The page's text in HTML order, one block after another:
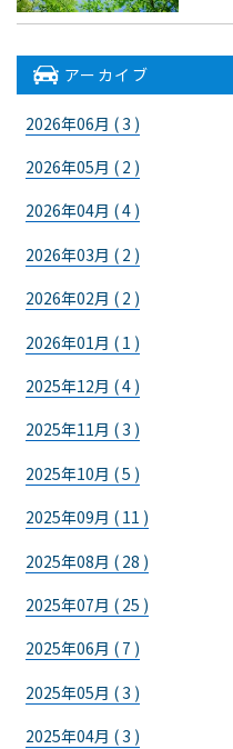
アーカイブ
2026年06月 ( 3 )
2026年05月 ( 2 )
2026年04月 ( 4 )
2026年03月 ( 2 )
2026年02月 ( 2 )
2026年01月 ( 1 )
2025年12月 ( 4 )
2025年11月 ( 3 )
2025年10月 ( 5 )
2025年09月 ( 11 )
2025年08月 ( 28 )
2025年07月 ( 25 )
2025年06月 ( 7 )
2025年05月 ( 3 )
2025年04月 ( 3 )